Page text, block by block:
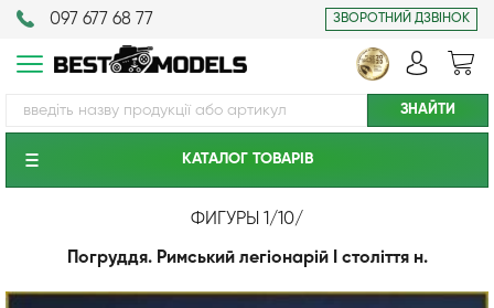
097 677 68 77 ЗВОРОТНИЙ ДЗВІНОК
КАТАЛОГ ТОВАРIВ
ФИГУРЫ 1/10/
Погруддя. Римський легіонарій I століття н.